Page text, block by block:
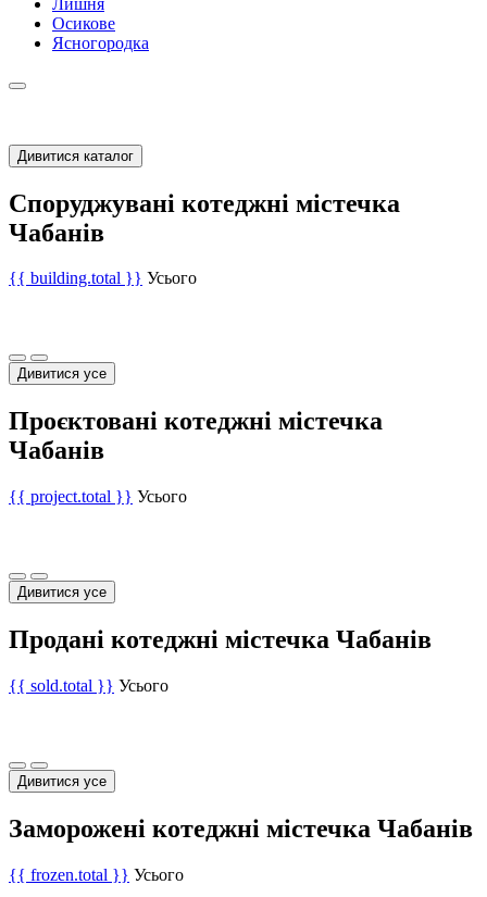
Осикове
Ясногородка
Дивитися каталог
Споруджувані котеджні містечка
Чабанів
{{ building.total }} Усього
Дивитися усе
Проєктовані котеджні містечка
Чабанів
{{ project.total }} Усього
Дивитися усе
Продані котеджні містечка Чабанів
{{ sold.total }} Усього
Дивитися усе
Заморожені котеджні містечка Чабанів
{{ frozen.total }} Усього